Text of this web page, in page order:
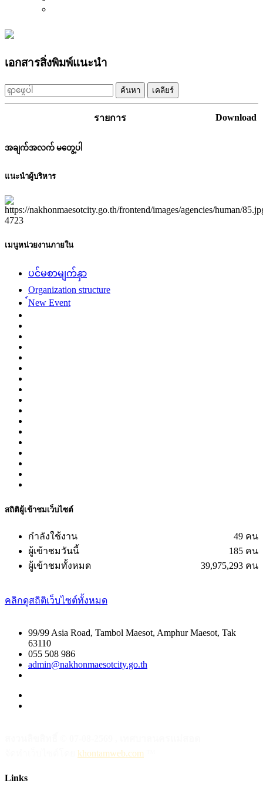
เอกสารสิ่งพิมพ์แนะนำ
ค้นหา เคลียร์
รายการ Download
အချက်အလက် မတွေ့ပါ
แนะนำผู้บริหาร
เมนูหน่วยงานภายใน
ပင်မစာမျက်နှာ
Organization structure
์New Event
สถิติผู้เข้าชมเว็บไซต์
กำลังใช้งาน
49 คน
ผู้เข้าชมวันนี้
185 คน
ผู้เข้าชมทั้งหมด
39,975,293 คน
คลิกดูสถิติเว็บไซต์ทั้งหมด
99/99 Asia Road, Tambol Maesot, Amphur Maesot, Tak
63110
055 508 986
admin@nakhonmaesotcity.go.th
khontamweb.com
Links